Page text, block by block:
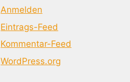
Anmelden
Eintrags-Feed
Kommentar-Feed
WordPress.org